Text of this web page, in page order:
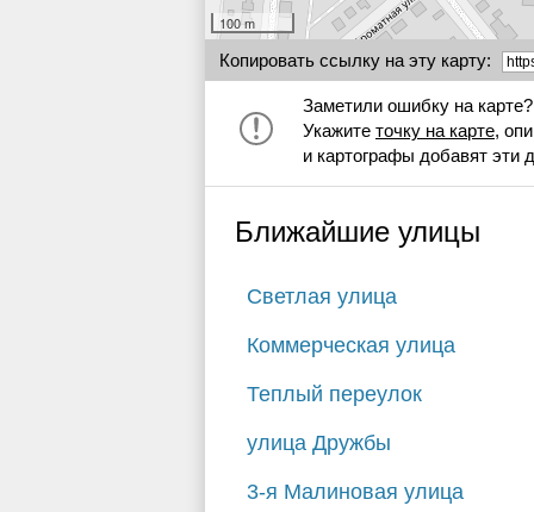
100 m
Копировать ссылку на эту карту:
Заметили ошибку на карте?
Укажите точку на карте,
и картографы добавят эти
Ближайшие улицы
Светлая улица
Коммерческая улица
Теплый переулок
улица Дружбы
3-я Малиновая улица